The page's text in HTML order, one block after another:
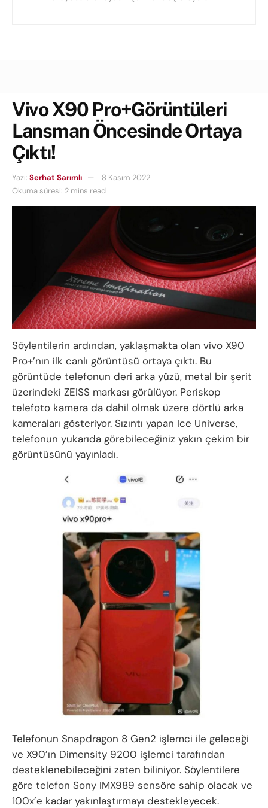
Vivo X90 Pro+Görüntüleri
Lansman Öncesinde Ortaya
Çıktı!
Yazı: Serhat Sarımlı
8 Kasım 2022
Okuma süresi: 2 mins read
Söylentilerin ardından, yaklaşmakta olan vivo X90
Pro+’nın ilk canlı görüntüsü ortaya çıktı. Bu
görüntüde telefonun deri arka yüzü, metal bir şerit
üzerindeki ZEISS markası görülüyor. Periskop
telefoto kamera da dahil olmak üzere dörtlü arka
kameraları gösteriyor. Sızıntı yapan Ice Universe,
telefonun yukarıda görebileceğiniz yakın çekim bir
görüntüsünü yayınladı.
Telefonun Snapdragon 8 Gen2 işlemci ile geleceği
ve X90’ın Dimensity 9200 işlemci tarafından
desteklenebileceğini zaten biliniyor. Söylentilere
göre telefon Sony IMX989 sensöre sahip olacak ve
100x’e kadar yakınlaştırmayı destekleyecek.